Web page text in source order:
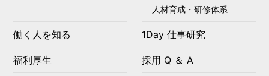
人材育成・研修体系
働く人を知る 1Day 仕事研究
福利厚生 採用 Q ＆ A